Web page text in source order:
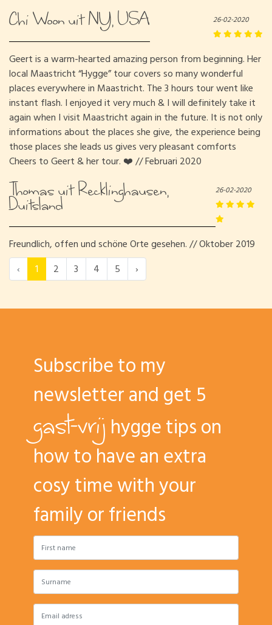
Chi Woon uit NY, USA 26-02-2020
Geert is a warm-hearted amazing person from beginning. Her
local Maastricht “Hygge” tour covers so many wonderful
places everywhere in Maastricht. The 3 hours tour went like
instant flash. I enjoyed it very much & I will definitely take it
again when I visit Maastricht again in the future. It is not only
informations about the places she give, the experience being
those places she leads us gives very pleasant comforts
Cheers to Geert & her tour. ❤️ // Februari 2020
Thomas uit Recklinghausen,
Duitsland
26-02-2020
Freundlich, offen und schöne Orte gesehen. // Oktober 2019
‹
1 2 3 4 5 ›
Subscribe to my
newsletter and get 5
gast-vrij hygge tips on
how to have an extra
cosy time with your
family or friends